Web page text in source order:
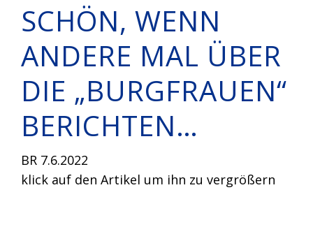
SCHÖN, WENN
ANDERE MAL ÜBER
DIE „BURGFRAUEN“
BERICHTEN…
BR 7.6.2022
klick auf den Artikel um ihn zu vergrößern